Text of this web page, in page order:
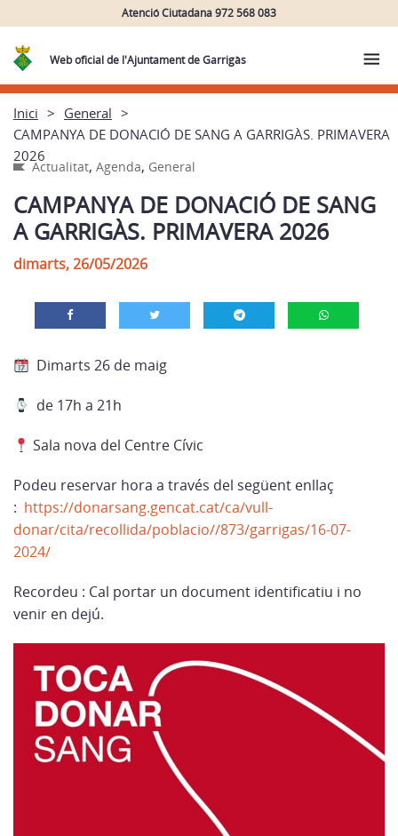
Atenció Ciutadana 972 568 083
Web oficial de l'Ajuntament de Garrigàs
Inici
General
CAMPANYA DE DONACIÓ DE SANG A GARRIGÀS. PRIMAVERA
2026
Actualitat, Agenda, General
CAMPANYA DE DONACIÓ DE SANG
A GARRIGÀS. PRIMAVERA 2026
dimarts, 26/05/2026
Dimarts 26 de maig
de 17h a 21h
Sala nova del Centre Cívic
Podeu reservar hora a través del següent enllaç
: https://donarsang.gencat.cat/ca/vull-
donar/cita/recollida/poblacio//873/garrigas/16-07-
2024/
Recordeu : Cal portar un document identificatiu i no
venir en dejú.